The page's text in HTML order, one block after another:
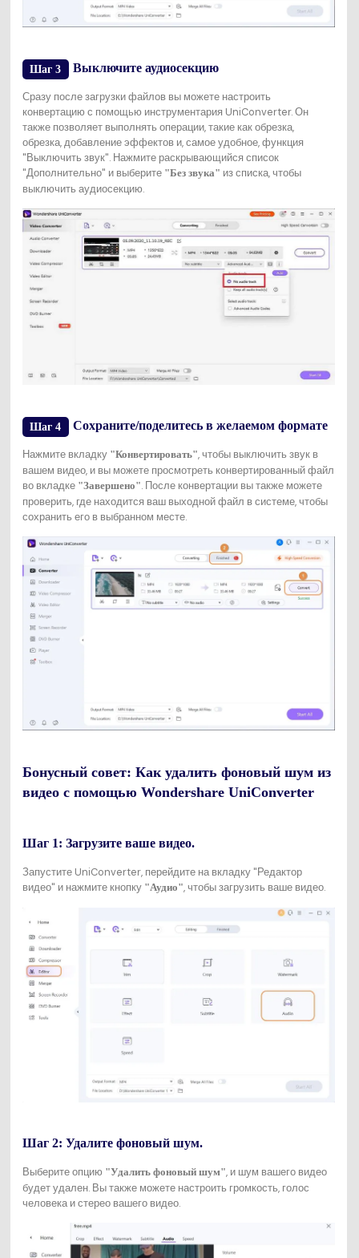
Шаг 3 Выключите аудиосекцию
Сразу после загрузки файлов вы можете настроить
конвертацию с помощью инструментария UniConverter. Он
также позволяет выполнять операции, такие как обрезка,
обрезка, добавление эффектов и, самое удобное, функция
"Выключить звук". Нажмите раскрывающийся список
"Дополнительно" и выберите "Без звука" из списка, чтобы
выключить аудиосекцию.
Шаг 4 Сохраните/поделитесь в желаемом формате
Нажмите вкладку "Конвертировать", чтобы выключить звук в
вашем видео, и вы можете просмотреть конвертированный файл
во вкладке "Завершено". После конвертации вы также можете
проверить, где находится ваш выходной файл в системе, чтобы
сохранить его в выбранном месте.
Бонусный совет: Как удалить фоновый шум из
видео с помощью Wondershare UniConverter
Шаг 1: Загрузите ваше видео.
Запустите UniConverter, перейдите на вкладку "Редактор
видео" и нажмите кнопку "Аудио", чтобы загрузить ваше видео.
Шаг 2: Удалите фоновый шум.
Выберите опцию "Удалить фоновый шум", и шум вашего видео
будет удален. Вы также можете настроить громкость, голос
человека и стерео вашего видео.